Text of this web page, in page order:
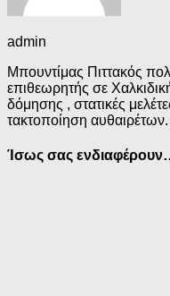
admin
Μπουντίμας Πιττακός
επιθεωρητής σε
δόμησης , στατικές
τακτοποίηση αυθαιρέτων.
Ίσως σας